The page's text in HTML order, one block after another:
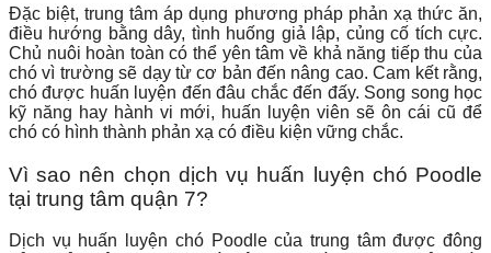
Đặc biệt, trung tâm áp dụng phương pháp phản xạ thức ăn,
điều hướng bằng dây, tình huống giả lập, củng cố tích cực.
Chủ nuôi hoàn toàn có thể yên tâm về khả năng tiếp thu của
chó vì trường sẽ dạy từ cơ bản đến nâng cao. Cam kết rằng,
chó được huấn luyện đến đâu chắc đến đấy. Song song học
kỹ năng hay hành vi mới, huấn luyện viên sẽ ôn cái cũ để
chó có hình thành phản xạ có điều kiện vững chắc.
Vì sao nên chọn dịch vụ huấn luyện chó Poodle
tại trung tâm quận 7?
Dịch vụ huấn luyện chó Poodle của trung tâm được đông